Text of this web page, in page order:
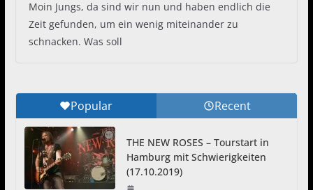
Moin Jungs, da sind wir nun und haben endlich die
Zeit gefunden, um ein wenig miteinander zu
schnacken. Was soll
Popular Recent
THE NEW ROSES – Tourstart in
Hamburg mit Schwierigkeiten
(17.10.2019)